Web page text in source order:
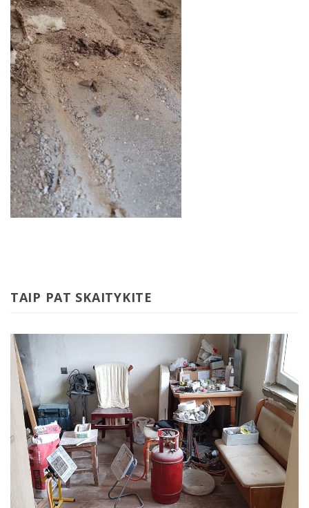
TAIP PAT SKAITYKITE